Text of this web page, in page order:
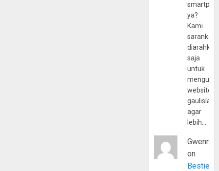
ya?
Kami
sarankan,
diarahkan
saja
untuk
website
agar
lebih…
Gwenny
on
Bestie